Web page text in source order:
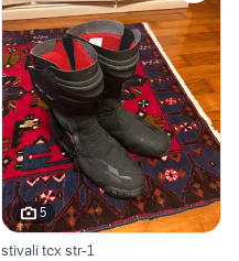
5
stivali tcx str-1